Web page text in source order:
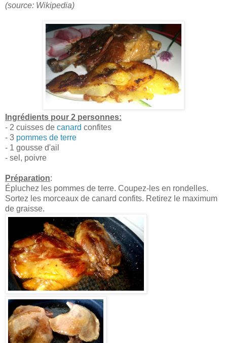
(source: Wikipedia)
Ingrédients pour 2 personnes:
- 2 cuisses de canard confites
- 3 pommes de terre
- 1 gousse d'ail
- sel, poivre
Préparation:
Épluchez les pommes de terre. Coupez-les en rondelles.
Sortez les morceaux de canard confits. Retirez le maximum
de graisse.